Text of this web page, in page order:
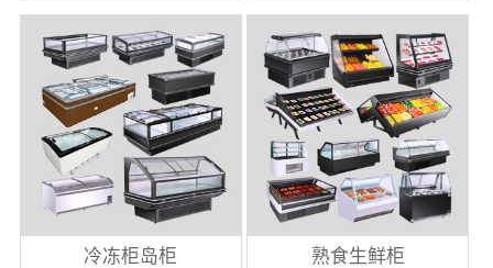
冷冻柜岛柜 熟食生鲜柜